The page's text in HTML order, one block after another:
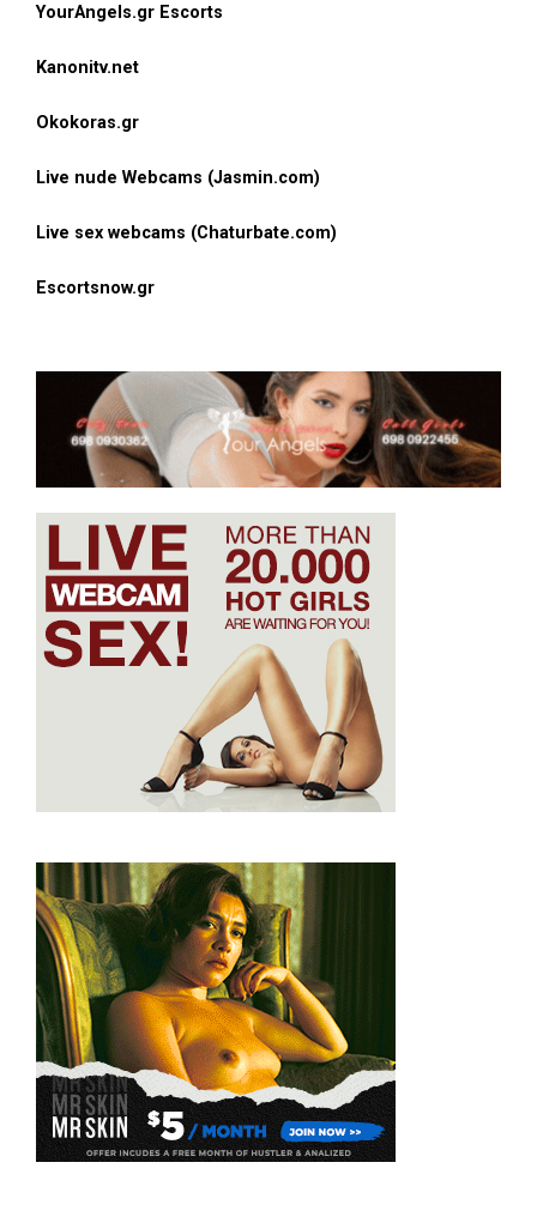
YourAngels.gr Escorts
Kanonitv.net
Okokoras.gr
Live nude Webcams (Jasmin.com)
Live sex webcams (Chaturbate.com)
Escortsnow.gr